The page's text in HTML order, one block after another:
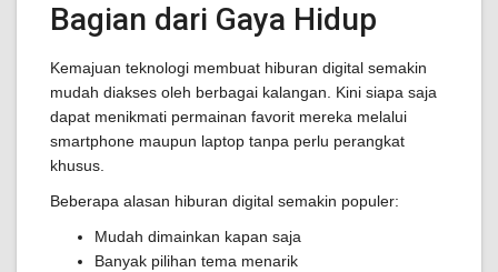
Bagian dari Gaya Hidup
Kemajuan teknologi membuat hiburan digital semakin
mudah diakses oleh berbagai kalangan. Kini siapa saja
dapat menikmati permainan favorit mereka melalui
smartphone maupun laptop tanpa perlu perangkat
khusus.
Beberapa alasan hiburan digital semakin populer:
Mudah dimainkan kapan saja
Banyak pilihan tema menarik